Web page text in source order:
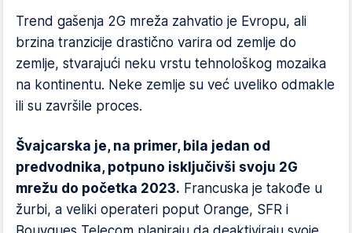
Trend gašenja 2G mreža zahvatio je Evropu, ali
brzina tranzicije drastično varira od zemlje do
zemlje, stvarajući neku vrstu tehnološkog mozaika
na kontinentu. Neke zemlje su već uveliko odmakle
ili su završile proces.
Švajcarska je, na primer, bila jedan od
predvodnika, potpuno isključivši svoju 2G
mrežu do početka 2023. Francuska je takođe u
žurbi, a veliki operateri poput Orange, SFR i